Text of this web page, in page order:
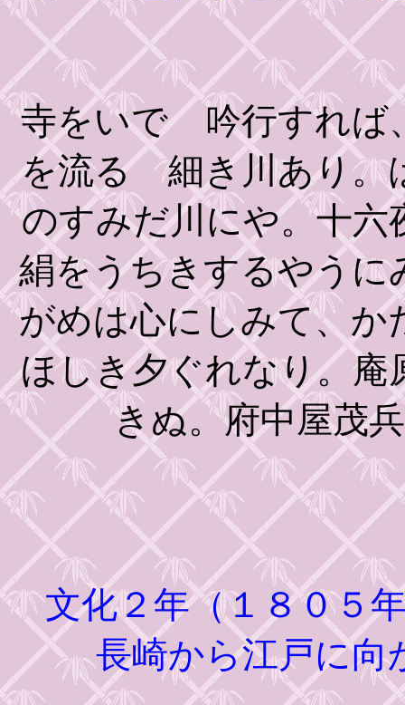
寺をいでゝ吟行すれば
を流るゝ細き川あり。
のすみだ川にや。十六
絹をうちきするやうに
がめは心にしみて、か
ほしき夕ぐれなり。庵
きぬ。府中屋茂
文化２年（１８０５年
長崎から江戸に向